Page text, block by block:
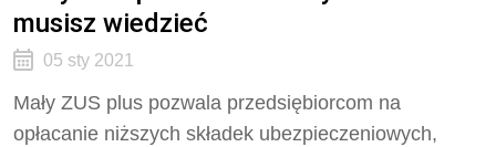
musisz wiedzieć
05 sty 2021
Mały ZUS plus pozwala przedsiębiorcom na
opłacanie niższych składek ubezpieczeniowych,